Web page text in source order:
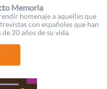
Memoria
homenaje a aquellxs que
con españoles que han
20 años de su vida.